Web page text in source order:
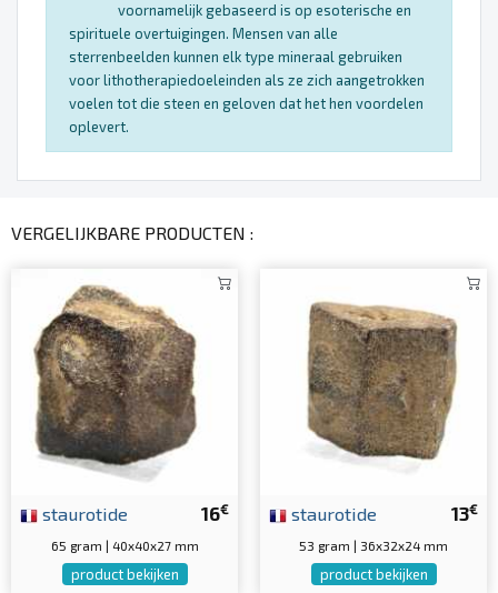
voornamelijk gebaseerd is op esoterische en
spirituele overtuigingen. Mensen van alle
sterrenbeelden kunnen elk type mineraal gebruiken
voor lithotherapiedoeleinden als ze zich aangetrokken
voelen tot die steen en geloven dat het hen voordelen
oplevert.
VERGELIJKBARE PRODUCTEN :
16€
staurotide
65 gram | 40x40x27 mm
product bekijken
13€
staurotide
53 gram | 36x32x24 mm
product bekijken